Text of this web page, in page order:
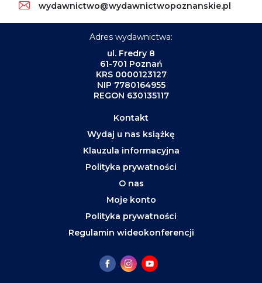
wydawnictwo@wydawnictwopoznanskie.pl
Adres wydawnictwa:
ul. Fredry 8
61-701 Poznań
KRS 0000123127
NIP 7780164955
REGON 630135117
Kontakt
Wydaj u nas książkę
Klauzula informacyjna
Polityka prywatności
O nas
Moje konto
Polityka prywatności
Regulamin wideokonferencji